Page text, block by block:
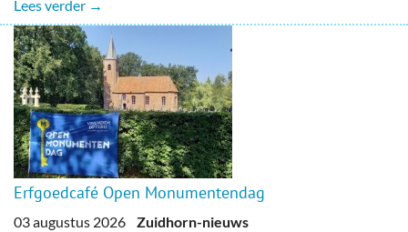
Lees verder →
Erfgoedcafé Open Monumentendag
03 augustus 2026 Zuidhorn-nieuws